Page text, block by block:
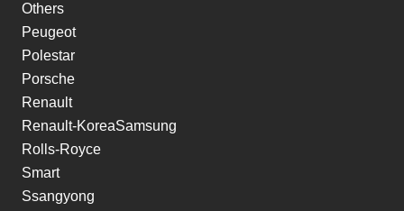
Others
Peugeot
Polestar
Porsche
Renault
Renault-KoreaSamsung
Rolls-Royce
Smart
Ssangyong